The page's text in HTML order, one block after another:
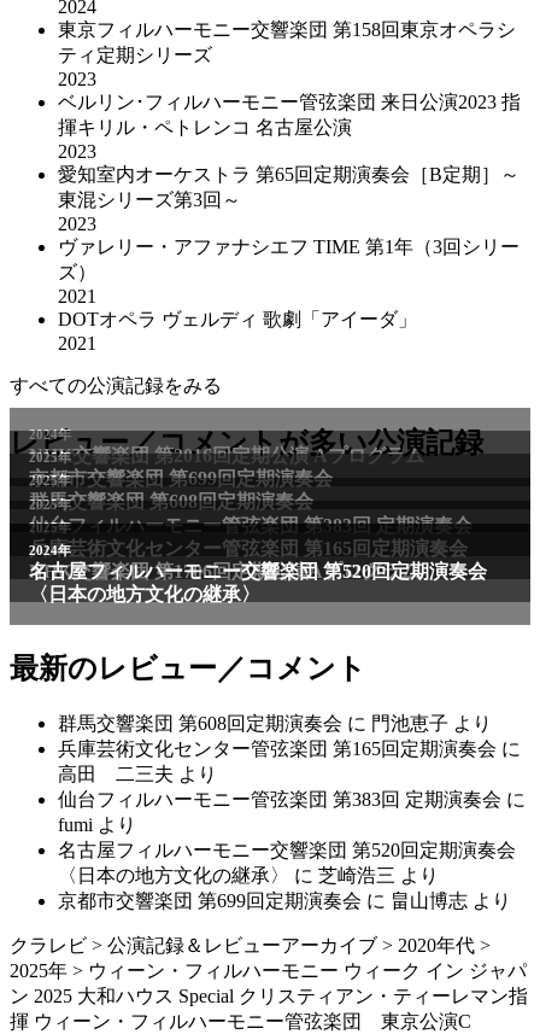
2024
東京フィルハーモニー交響楽団 第158回東京オペラシ
ティ定期シリーズ
2023
ベルリン･フィルハーモニー管弦楽団 来日公演2023 指
揮キリル・ペトレンコ 名古屋公演
2023
愛知室内オーケストラ 第65回定期演奏会［B定期］～
東混シリーズ第3回～
2023
ヴァレリー・アファナシエフ TIME 第1年（3回シリー
ズ）
2021
DOTオペラ ヴェルディ 歌劇「アイーダ」
2021
すべての公演記録をみる
レビュー／コメントが多い公演記録
2024年
NHK交響楽団 第2016回定期公演 Aプログラム
2025年
京都市交響楽団 第699回定期演奏会
2025年
群馬交響楽団 第608回定期演奏会
2025年
仙台フィルハーモニー管弦楽団 第383回 定期演奏会
2025年
兵庫芸術文化センター管弦楽団 第165回定期演奏会
2011年
NHK交響楽団 第1706回定期公演Aプログラム
2024年
名古屋フィルハーモニー交響楽団 第520回定期演奏会
〈日本の地方文化の継承〉
最新のレビュー／コメント
群馬交響楽団 第608回定期演奏会 に 門池恵子 より
兵庫芸術文化センター管弦楽団 第165回定期演奏会 に
高田 二三夫 より
仙台フィルハーモニー管弦楽団 第383回 定期演奏会 に
fumi より
名古屋フィルハーモニー交響楽団 第520回定期演奏会
〈日本の地方文化の継承〉
に 芝崎浩三 より
京都市交響楽団 第699回定期演奏会 に 畠山博志 より
クラレビ > 公演記録＆レビューアーカイブ > 2020年代 >
2025年 > ウィーン・フィルハーモニー ウィーク イン ジャパ
ン 2025 大和ハウス Special クリスティアン・ティーレマン指
揮 ウィーン・フィルハーモニー管弦楽団 東京公演C